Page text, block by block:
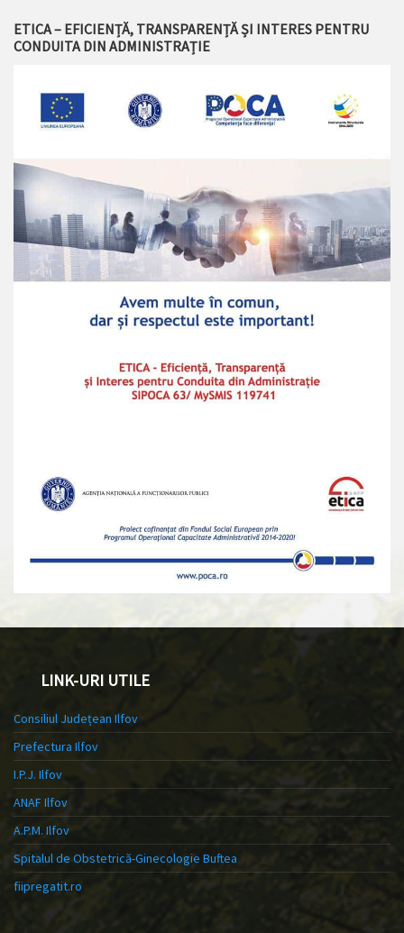
ETICA – EFICIENȚĂ, TRANSPARENȚĂ ȘI INTERES PENTRU
CONDUITA DIN ADMINISTRAȚIE
LINK-URI UTILE
Consiliul Județean Ilfov
Prefectura Ilfov
I.P.J. Ilfov
ANAF Ilfov
A.P.M. Ilfov
Spitalul de Obstetrică-Ginecologie Buftea
fiipregatit.ro